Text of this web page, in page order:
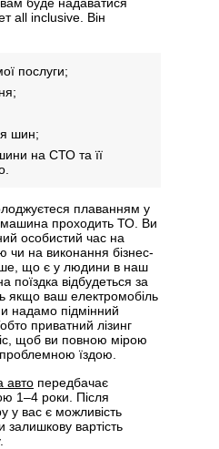
all inclusive. Він
послуги;
шин;
на СТО та її
плаванням у
машина проходить ТО. Ви
особистий час на
чи на виконання бізнес-
що є у людини в наш
відбудеться за
якщо ваш електромобіль
надамо підмінний
приватний лізинг
щоб ви повною мірою
їздою.
авто передбачає
1–4 роки. Після
у вас є можливість
залишкову вартість